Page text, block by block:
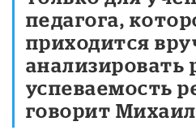
педагога,
приходится
анализировать
успеваемость
говорит